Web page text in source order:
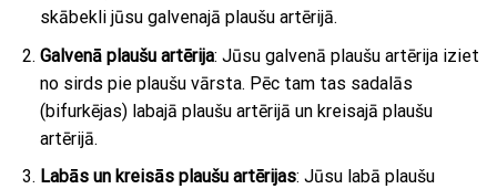
skābekli jūsu galvenajā plaušu artērijā.
Galvenā plaušu artērija: Jūsu galvenā plaušu artērija iziet
no sirds pie plaušu vārsta. Pēc tam tas sadalās
(bifurkējas) labajā plaušu artērijā un kreisajā plaušu
artērijā.
Labās un kreisās plaušu artērijas: Jūsu labā plaušu